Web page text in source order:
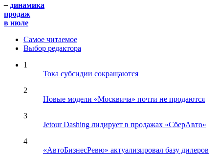
– динамика
продаж
в июле
Самое читаемое
Выбор редактора
1
Тока субсидии сокращаются
2
Новые модели «Москвича» почти не продаются
3
Jetour Dashing лидирует в продажах «СберАвто»
4
«АвтоБизнесРевю» актуализировал базу дилеров